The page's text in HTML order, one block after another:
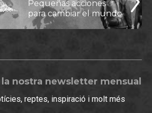
Pequeñas acciones
para cambiar el mundo
nostra newsletter mensual
reptes, inspiració i molt més